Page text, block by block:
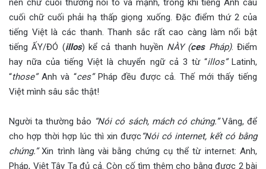
nên chữ cuối thường nói to và mạnh, trong khi tiếng Anh câu
cuối chữ cuối phải hạ thấp giọng xuống. Đặc điểm thứ 2 của
tiếng Việt là các thanh. Thanh sắc rất cao càng làm nổi bật
tiếng ẤY/ĐÓ (illos) kể cả thanh huyền NÀY (cesPháp). Điểm
hay nữa của tiếng Việt là chuyển ngữ cả 3 từ “illos”Latinh,
“those”Anh và “ces”Pháp đều được cả. Thế mới thấy tiếng
Việt mình sâu sắc thật!
Người ta thường bảo “Nói có sách, mách có chứng.”Vâng, để
cho hợp thời hợp lúc thì xin được“Nói có internet, kết có bằng
chứng.”Xin trình làng vài bằng chứng cụ thể từ internet: Anh,
Pháp, Việt Tây Ta đủ cả. Còn cố tìm thêm cho bằng được 2 bài